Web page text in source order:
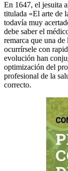
En 1647, el jesuita
titulada «El arte de
todavía muy
debe saber el
remarca que una de
ocurrírsele con
evolución han
optimización del
profesional de la
correcto.